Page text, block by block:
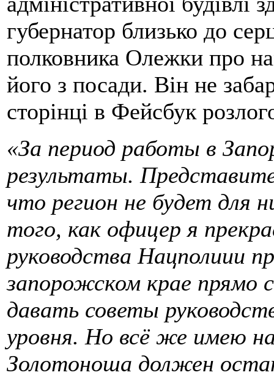
губернатор близько до
полковника Олежки про
його з посади. Він не
сторінці в Фейсбук
«За период работы в
результаты.
что регион не будет для
того, как офицер я
руководства Нацполиии
запорожском крае прямо
давать советы
уровня. Но всё же имею
Золотоноша должен